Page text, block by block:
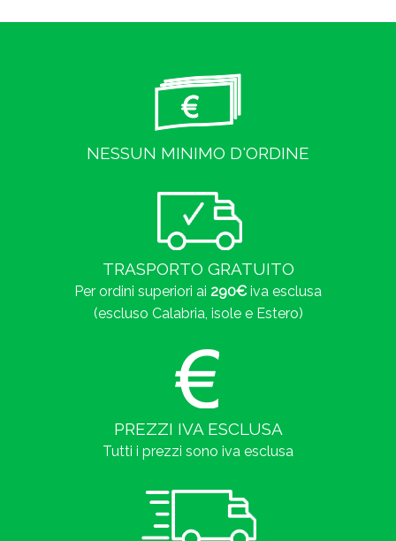
NESSUN MINIMO D'ORDINE
TRASPORTO GRATUITO
Per ordini superiori ai 290€iva esclusa
(escluso Calabria, isole e Estero)
PREZZI IVA ESCLUSA
Tutti i prezzi sono iva esclusa